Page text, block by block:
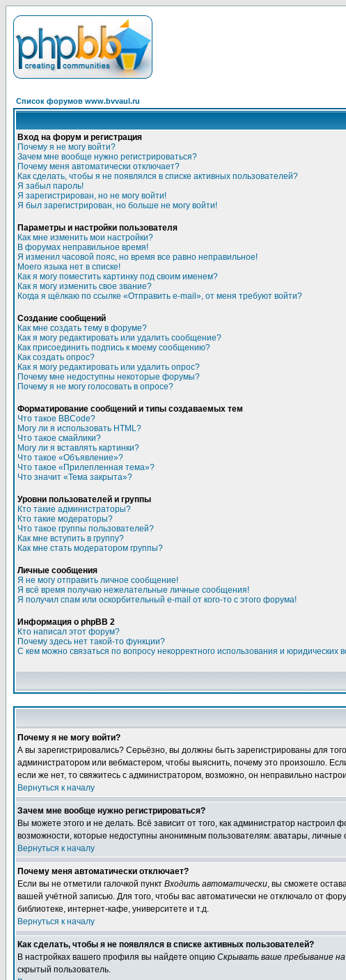
Список форумов www.bvvaul.ru
Вход на форум и регистрация
Почему я не могу войти?
Зачем мне вообще нужно регистрироваться?
Почему меня автоматически отключает?
Как сделать, чтобы я не появлялся в списке активных пользователей?
Я забыл пароль!
Я зарегистрирован, но не могу войти!
Я был зарегистрирован, но больше не могу войти!
Параметры и настройки пользователя
Как мне изменить мои настройки?
В форумах неправильное время!
Я изменил часовой пояс, но время все равно неправильное!
Моего языка нет в списке!
Как я могу поместить картинку под своим именем?
Как я могу изменить свое звание?
Когда я щёлкаю по ссылке «Отправить e-mail», от меня требуют войти?
Создание сообщений
Как мне создать тему в форуме?
Как я могу редактировать или удалить сообщение?
Как присоединить подпись к моему сообщению?
Как создать опрос?
Как я могу редактировать или удалить опрос?
Почему мне недоступны некоторые форумы?
Почему я не могу голосовать в опросе?
Форматирование сообщений и типы создаваемых тем
Что такое BBCode?
Могу ли я использовать HTML?
Что такое смайлики?
Могу ли я вставлять картинки?
Что такое «Объявление»?
Что такое «Прилепленная тема»?
Что значит «Тема закрыта»?
Уровни пользователей и группы
Кто такие администраторы?
Кто такие модераторы?
Что такое группы пользователей?
Как мне вступить в группу?
Как мне стать модератором группы?
Личные сообщения
Я не могу отправить личное сообщение!
Я всё время получаю нежелательные личные сообщения!
Я получил спам или оскорбительный e-mail от кого-то с этого форума!
Информация о phpBB 2
Кто написал этот форум?
Почему здесь нет такой-то функции?
С кем можно связаться по вопросу некорректного использования и
Почему я не могу войти?
А вы зарегистрировались? Серьёзно, вы должны быть зарегистрированы для
администратором или вебмастером, чтобы выяснить, почему это произошло.
если же нет, то свяжитесь с администратором, возможно, он неправильно
Вернуться к началу
Зачем мне вообще нужно регистрироваться?
Вы можете этого и не делать. Всё зависит от того, как администратор
возможности, которые недоступны анонимным пользователям: аватары, личные
Вернуться к началу
Почему меня автоматически отключает?
Если вы не отметили галочкой пункт Входить автоматически, вы сможете
вашей учётной записью. Для того, чтобы вас автоматически не отключало от
библиотеке, интернет-кафе, университете и т.д.
Вернуться к началу
Как сделать, чтобы я не появлялся в списке активных пользователей?
В настройках вашего профиля вы найдете опцию Скрывать ваше пребывание
скрытый пользователь.